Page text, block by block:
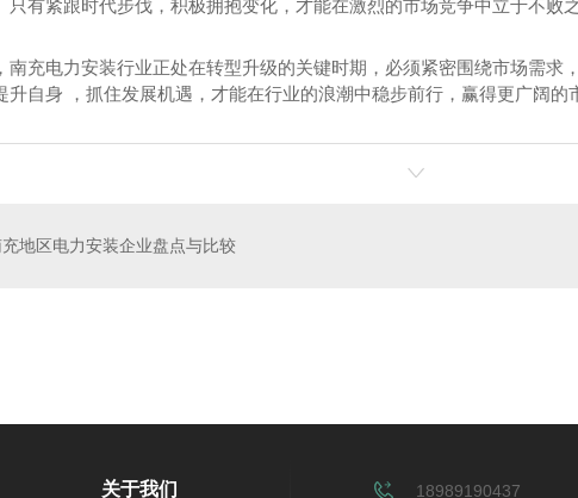
只有紧跟时代步伐，积极拥抱变化，才能在激烈的市场竞争中立于不败之
南充电力安装行业正处在转型升级的关键时期，必须紧密围绕市场需求
升自身 ，抓住发展机遇，才能在行业的浪潮中稳步前行，赢得更广阔的
地区电力安装企业盘点与比较
关于我们 18989190437